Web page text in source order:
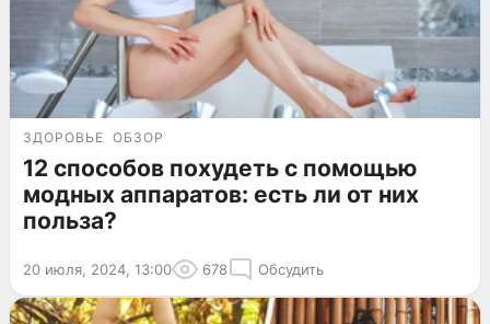
ЗДОРОВЬЕ ОБЗОР
12 способов похудеть с помощью
модных аппаратов: есть ли от них
польза?
20 июля, 2024, 13:00 678 Обсудить